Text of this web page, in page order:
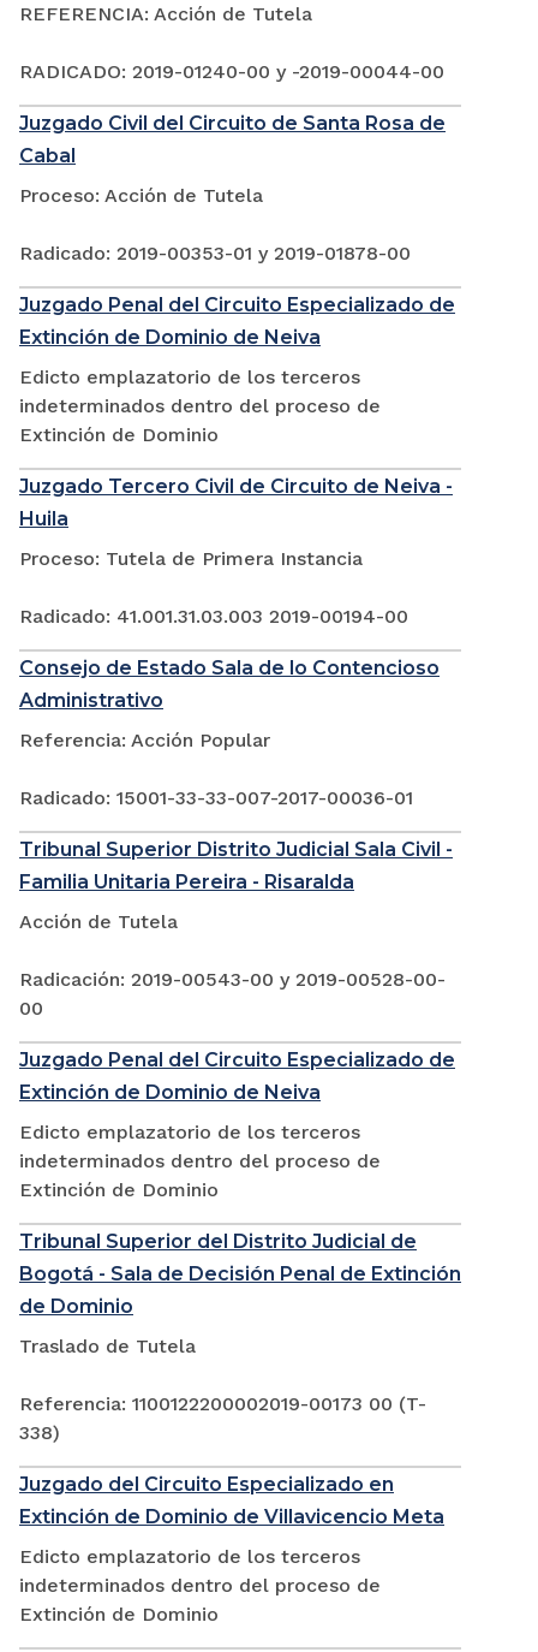
REFERENCIA: Acción de Tutela
RADICADO: 2019-01240-00 y -2019-00044-00
Juzgado Civil del Circuito de Santa Rosa de
Cabal
Proceso: Acción de Tutela
Radicado: 2019-00353-01 y 2019-01878-00
Juzgado Penal del Circuito Especializado de
Extinción de Dominio de Neiva
Edicto emplazatorio de los terceros
indeterminados dentro del proceso de
Extinción de Dominio
Juzgado Tercero Civil de Circuito de Neiva -
Huila
Proceso: Tutela de Primera Instancia
Radicado: 41.001.31.03.003 2019-00194-00
Consejo de Estado Sala de lo Contencioso
Administrativo
Referencia: Acción Popular
Radicado: 15001-33-33-007-2017-00036-01
Tribunal Superior Distrito Judicial Sala Civil -
Familia Unitaria Pereira - Risaralda
Acción de Tutela
Radicación: 2019-00543-00 y 2019-00528-00-
00
Juzgado Penal del Circuito Especializado de
Extinción de Dominio de Neiva
Edicto emplazatorio de los terceros
indeterminados dentro del proceso de
Extinción de Dominio
Tribunal Superior del Distrito Judicial de
Bogotá - Sala de Decisión Penal de Extinción
de Dominio
Traslado de Tutela
Referencia: 1100122200002019-00173 00 (T-
338)
Juzgado del Circuito Especializado en
Extinción de Dominio de Villavicencio Meta
Edicto emplazatorio de los terceros
indeterminados dentro del proceso de
Extinción de Dominio